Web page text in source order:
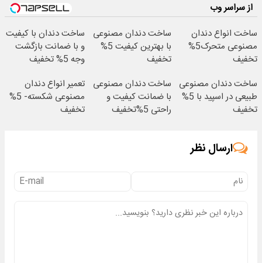
از سراسر وب
ساخت انواع دندان
مصنوعی متحرک5%
تخفیف
ساخت دندان مصنوعی
با بهترین کیفیت 5%
تخفیف
ساخت دندان با کیفیت
و با ضمانت بازگشت
وجه 5% تخفیف
ساخت دندان مصنوعی
طبیعی در اسپید با 5%
تخفیف
ساخت دندان مصنوعی
با ضمانت کیفیت و
راحتی 5%تخفیف
تعمیر انواع دندان
مصنوعی شکسته- 5%
تخفیف
ارسال نظر